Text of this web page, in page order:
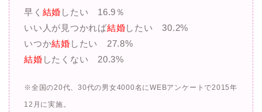
早く 結婚 したい 16.9％
いい人が見つかれば結婚したい 30.2%
いつか結婚 したい 27.8%
結婚 したくない 20.3%
※全国の20代、30代の男女4000名にWEBアンケートで2015年
12月に実施。